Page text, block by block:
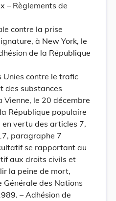
– Règlements de
contre la prise
à New York, le
de la République
Unies contre le trafic
des substances
Vienne, le 20 décembre
République populaire
vertu des articles 7,
paragraphe 7
se rapportant au
aux droits civils et
la peine de mort,
Générale des Nations
– Adhésion de